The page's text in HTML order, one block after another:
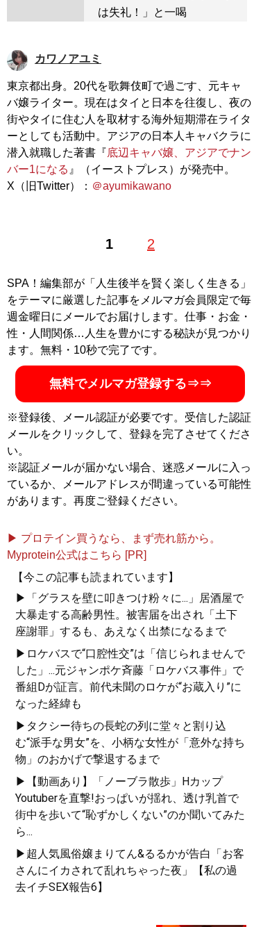
は失礼！」と一喝
カワノアユミ
東京都出身。20代を歌舞伎町で過ごす、元キャ
バ嬢ライター。現在はタイと日本を往復し、夜の
街やタイに住む人を取材する海外短期滞在ライタ
ーとしても活動中。アジアの日本人キャバクラに
潜入就職した著書『底辺キャバ嬢、アジアでナン
バー1になる 』（イーストプレス）が発売中。
X（旧Twitter）： ＠ayumikawano
1 2
SPA！編集部が「人生後半を賢く楽しく生きる」
をテーマに厳選した記事をメルマガ会員限定で毎
週金曜日にメールでお届けします。仕事・お金・
性・人間関係…人生を豊かにする秘訣が見つかり
ます。無料・10秒で完了です。
無料でメルマガ登録する⇒⇒
※登録後、メール認証が必要です。受信した認証
メールをクリックして、登録を完了させてくださ
い。
※認証メールが届かない場合、迷惑メールに入っ
ているか、メールアドレスが間違っている可能性
があります。再度ご登録ください。
▶ プロテイン買うなら、まず売れ筋から。
Myprotein公式はこちら [PR]
【今この記事も読まれています】
▶「グラスを壁に叩きつけ粉々に...」居酒屋で
大暴走する高齢男性。被害届を出され「土下
座謝罪」するも、あえなく出禁になるまで
▶ロケバスで“口腔性交”は「信じられませんで
した」...元ジャンポケ斉藤「ロケバス事件」で
番組Dが証言。前代未聞のロケが“お蔵入り”に
なった経緯も
▶タクシー待ちの長蛇の列に堂々と割り込
む“派手な男女”を、小柄な女性が「意外な持ち
物」のおかげで撃退するまで
▶【動画あり】「ノーブラ散歩」Hカップ
Youtuberを直撃!おっぱいが揺れ、透け乳首で
街中を歩いて“恥ずかしくない”のか聞いてみた
ら...
▶超人気風俗嬢まりてん&るるかが告白「お客
さんにイカされて乱れちゃった夜」【私の過
去イチSEX報告6】